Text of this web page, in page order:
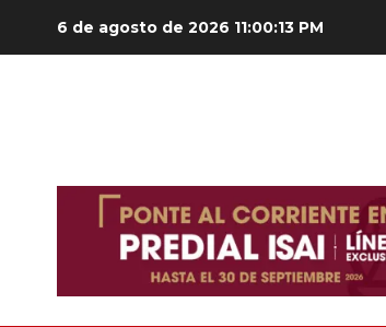
6 de agosto de 2026 11:00:15 PM